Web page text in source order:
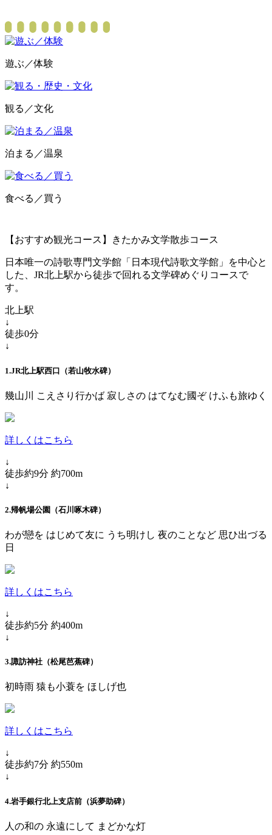
遊ぶ／体験
観る／文化
泊まる／温泉
食べる／買う
【おすすめ観光コース】きたかみ文学散歩コース
日本唯一の詩歌専門文学館「日本現代詩歌文学館」を中心と
した、JR北上駅から徒歩で回れる文学碑めぐりコースで
す。
北上駅
↓
徒歩0分
↓
1.JR北上駅西口（若山牧水碑）
幾山川 こえさり行かば 寂しさの はてなむ國ぞ けふも旅ゆく
詳しくはこちら
↓
徒歩約9分 約700m
↓
2.帰帆場公園（石川啄木碑）
わが戀を はじめて友に うち明けし 夜のことなど 思ひ出づる
日
詳しくはこちら
↓
徒歩約5分 約400m
↓
3.諏訪神社（松尾芭蕉碑）
初時雨 猿も小蓑を ほしげ也
詳しくはこちら
↓
徒歩約7分 約550m
↓
4.岩手銀行北上支店前（浜夢助碑）
人の和の 永遠にして まどかな灯